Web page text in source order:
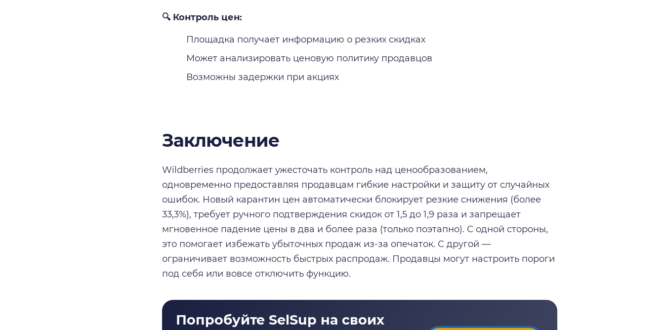
🔍 Контроль цен:
Площадка получает информацию о резких скидках
Может анализировать ценовую политику продавцов
Возможны задержки при акциях
Заключение
Wildberries продолжает ужесточать контроль над ценообразованием,
одновременно предоставляя продавцам гибкие настройки и защиту от случайных
ошибок. Новый карантин цен автоматически блокирует резкие снижения (более
33,3%), требует ручного подтверждения скидок от 1,5 до 1,9 раза и запрещает
мгновенное падение цены в два и более раза (только поэтапно). С одной стороны,
это помогает избежать убыточных продаж из-за опечаток. С другой —
ограничивает возможность быстрых распродаж. Продавцы могут настроить пороги
под себя или вовсе отключить функцию.